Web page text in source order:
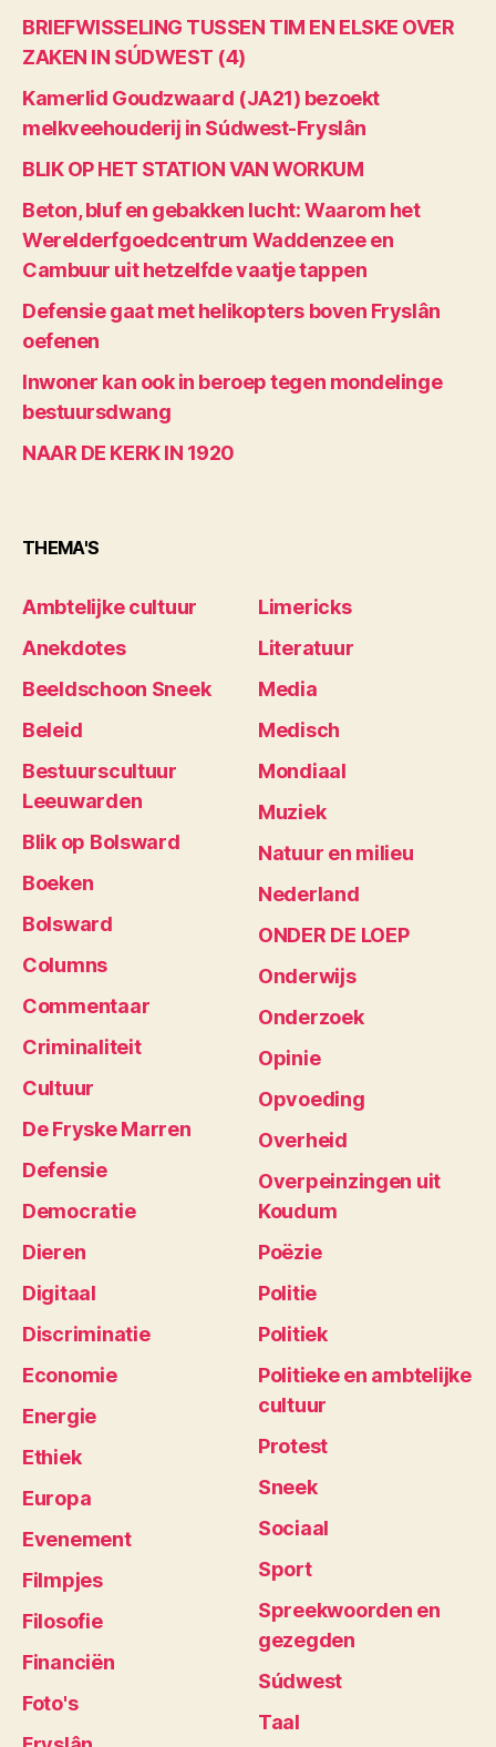
BRIEFWISSELING TUSSEN TIM EN ELSKE OVER
ZAKEN IN SÚDWEST (4)
Kamerlid Goudzwaard (JA21) bezoekt
melkveehouderij in Súdwest-Fryslân
BLIK OP HET STATION VAN WORKUM
Beton, bluf en gebakken lucht: Waarom het
Werelderfgoedcentrum Waddenzee en
Cambuur uit hetzelfde vaatje tappen
Defensie gaat met helikopters boven Fryslân
oefenen
Inwoner kan ook in beroep tegen mondelinge
bestuursdwang
NAAR DE KERK IN 1920
THEMA'S
Ambtelijke cultuur
Anekdotes
Beeldschoon Sneek
Beleid
Bestuurscultuur
Leeuwarden
Blik op Bolsward
Boeken
Bolsward
Columns
Commentaar
Criminaliteit
Cultuur
De Fryske Marren
Defensie
Democratie
Dieren
Digitaal
Discriminatie
Economie
Energie
Ethiek
Europa
Evenement
Filmpjes
Filosofie
Financiën
Foto's
Limericks
Literatuur
Media
Medisch
Mondiaal
Muziek
Natuur en milieu
Nederland
ONDER DE LOEP
Onderwijs
Onderzoek
Opinie
Opvoeding
Overheid
Overpeinzingen uit
Koudum
Poëzie
Politie
Politiek
Politieke en ambtelijke
cultuur
Protest
Sneek
Sociaal
Sport
Spreekwoorden en
gezegden
Súdwest
Taal